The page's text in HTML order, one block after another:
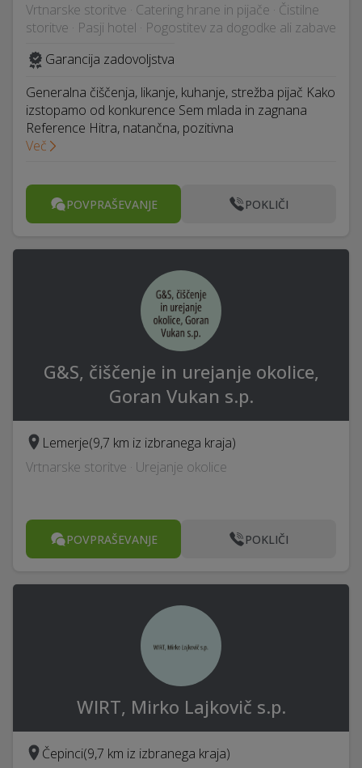
Vrtnarske storitve · Catering hrane in pijače · Čistilne
storitve · Pasji hotel · Pogostitev za dogodke ali zabave
Garancija zadovoljstva
Generalna čiščenja, likanje, kuhanje, strežba pijač Kako
izstopamo od konkurence Sem mlada in zagnana
Reference Hitra, natančna, pozitivna
Več
POVPRAŠEVANJE POKLIČI
G&S, čiščenje in urejanje okolice,
Goran Vukan s.p.
Lemerje(9,7 km iz izbranega kraja)
Vrtnarske storitve · Urejanje okolice
POVPRAŠEVANJE POKLIČI
WIRT, Mirko Lajkovič s.p.
Čepinci(9,7 km iz izbranega kraja)